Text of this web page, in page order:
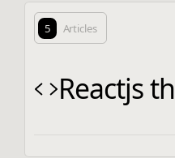
5 Articles
Reactjs th